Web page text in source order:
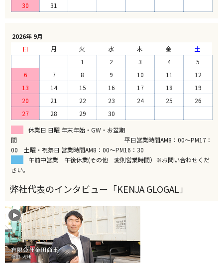
30
31
2026年 9月
日
月 火 水 木 金
土
1
2 3 4
5
6
7 8 9 10 11
12
13
14 15 16 17 18
19
20
21 22 23 24 25
26
27
28 29
30
休業日 日曜 年末年始・GW・お盆期
間 平日営業時間AM8：00～PM17：
00 土曜・祝祭日 営業時間AM8：00～PM16：30
午前中営業 午後休業(その他 変則営業時間）※お問い合わせくだ
さい。